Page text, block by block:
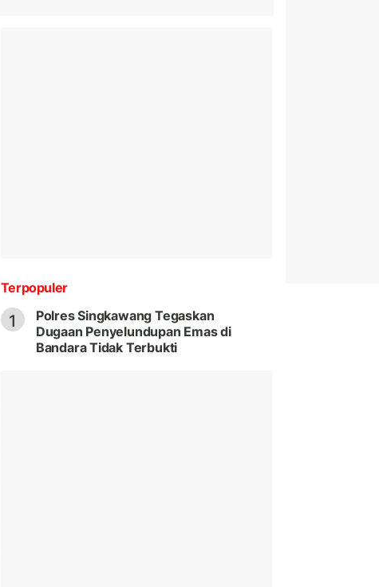
Terpopuler
1
Polres Singkawang Tegaskan
Dugaan Penyelundupan Emas di
Bandara Tidak Terbukti